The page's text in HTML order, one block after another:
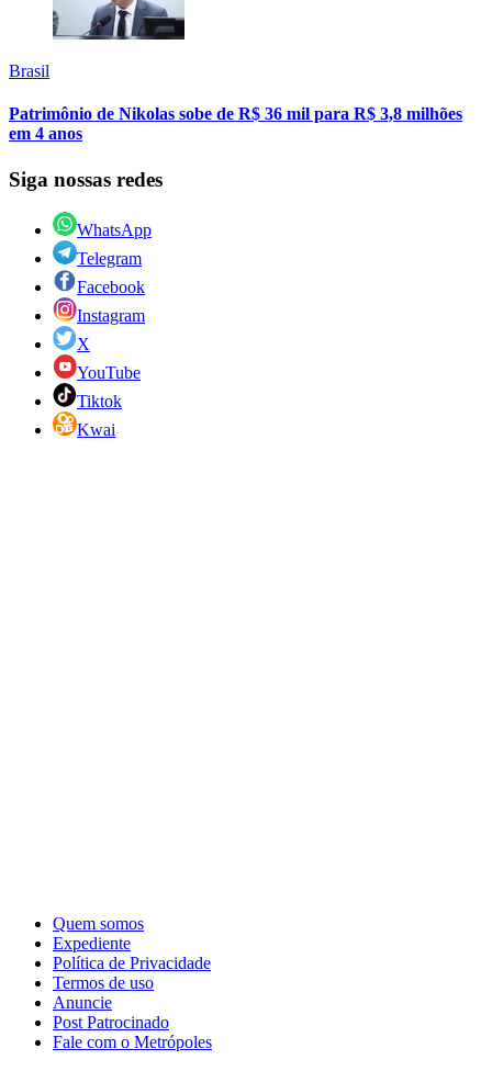
Brasil
Patrimônio de Nikolas sobe de R$ 36 mil para R$ 3,8 milhões
em 4 anos
Siga nossas redes
WhatsApp
Telegram
Facebook
Instagram
X
YouTube
Tiktok
Kwai
Quem somos
Expediente
Política de Privacidade
Termos de uso
Anuncie
Post Patrocinado
Fale com o Metrópoles